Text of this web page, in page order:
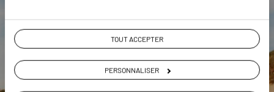
TOUT ACCEPTER
PERSONNALISER